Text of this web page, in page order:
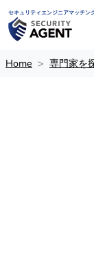
セキュリティエンジニアマッチン
Home 専門家を